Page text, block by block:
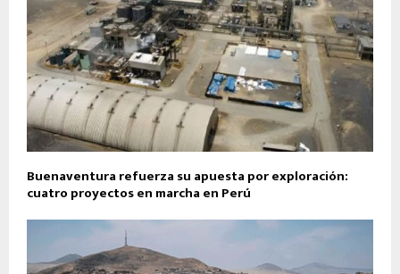
Buenaventura refuerza su apuesta por exploración:
cuatro proyectos en marcha en Perú